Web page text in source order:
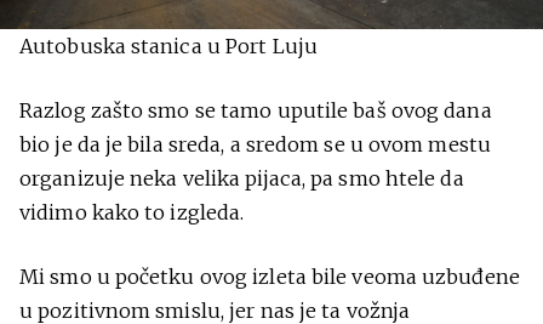
Autobuska stanica u Port Luju
Razlog zašto smo se tamo uputile baš ovog dana
bio je da je bila sreda, a sredom se u ovom mestu
organizuje neka velika pijaca, pa smo htele da
vidimo kako to izgleda.
Mi smo u početku ovog izleta bile veoma uzbuđene
u pozitivnom smislu, jer nas je ta vožnja